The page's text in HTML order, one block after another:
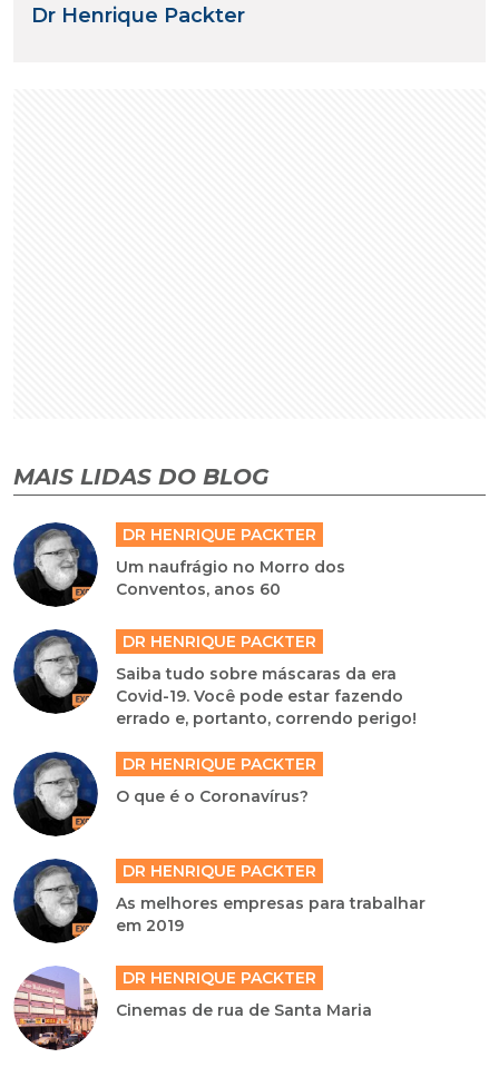
Dr Henrique Packter
MAIS LIDAS DO BLOG
DR HENRIQUE PACKTER
Um naufrágio no Morro dos
Conventos, anos 60
DR HENRIQUE PACKTER
Saiba tudo sobre máscaras da era
Covid-19. Você pode estar fazendo
errado e, portanto, correndo perigo!
DR HENRIQUE PACKTER
O que é o Coronavírus?
DR HENRIQUE PACKTER
As melhores empresas para trabalhar
em 2019
DR HENRIQUE PACKTER
Cinemas de rua de Santa Maria